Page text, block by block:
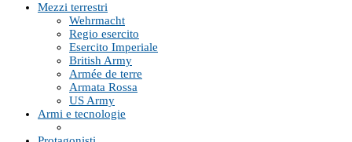
Mezzi terrestri
Wehrmacht
Regio esercito
Esercito Imperiale
British Army
Armée de terre
Armata Rossa
US Army
Armi e tecnologie